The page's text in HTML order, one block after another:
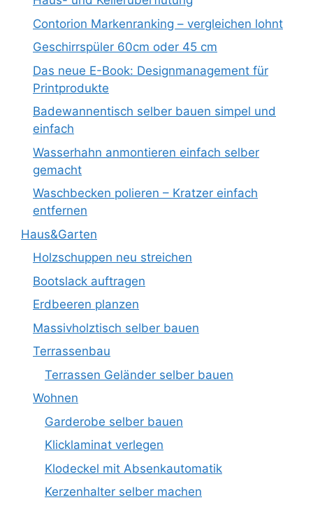
Contorion Markenranking – vergleichen lohnt
Geschirrspüler 60cm oder 45 cm
Das neue E-Book: Designmanagement für
Printprodukte
Badewannentisch selber bauen simpel und
einfach
Wasserhahn anmontieren einfach selber
gemacht
Waschbecken polieren – Kratzer einfach
entfernen
Haus&Garten
Holzschuppen neu streichen
Bootslack auftragen
Erdbeeren planzen
Massivholztisch selber bauen
Terrassenbau
Terrassen Geländer selber bauen
Wohnen
Garderobe selber bauen
Klicklaminat verlegen
Klodeckel mit Absenkautomatik
Kerzenhalter selber machen